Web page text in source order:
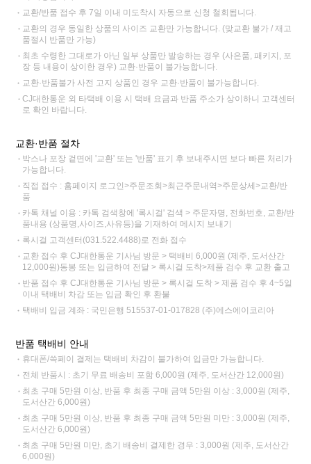
교환/반품 접수 후 7일 이내 미도착시 자동으로 신청 철회됩니다.
교환의 경우 동일한 상품의 사이즈 교환만 가능합니다. (맞교환 불가 / 재고
품절시 반품만 가능)
최초 수령한 그대로가 아닌 일부 상품만 발송하는 경우 (사은품, 패키지, 포
장 등 내용이 상이한 경우) 교환·반품이 불가능합니다.
교환·반품불가 사전 고지 상품인 경우 교환·반품이 불가능합니다.
CJ대한통운 외 타택배 이용 시 택배 요금과 반품 주소가 상이하니 고객센터
로 확인 바랍니다.
교환·반품 절차
박스나 포장 겉면에 '교환' 또는 '반품' 표기 후 보내주시면 보다 빠른 처리가
가능합니다.
직접 접수 : 홈페이지 로그인>주문조회>최근주문내역>주문상세>교환/반
품
카톡 채널 이용 : 카톡 검색창에 '록시걸' 검색 > 주문자명, 전화번호, 교환/반
품내용 (상품명,사이즈,사유등)을 기재하여 메시지 보내기
록시걸 고객센터(031.522.4488)로 전화 접수
교환 접수 후 CJ대한통운 기사님 방문 > 택배비 6,000원 (제주, 도서산간
12,000원)동봉 또는 입금하여 전달 > 록시걸 도착>제품 검수 후 교환 출고
반품 접수 후 CJ대한통운 기사님 방문 > 록시걸 도착 > 제품 검수 후 4~5일
이내 택배비 차감 또는 입금 확인 후 환불
택배비 입금 계좌 : 국민은행 515537-01-017828 (주)에스에이코리아
반품 택배비 안내
휴대폰/쓱페이 결제는 택배비 차감이 불가하여 입금만 가능합니다.
전체 반품시 : 초기 무료 배송비 포함 6,000원 (제주, 도서산간 12,000원)
최초 구매 5만원 이상, 반품 후 최종 구매 금액 5만원 이상 : 3,000원 (제주,
도서산간 6,000원)
최초 구매 5만원 이상, 반품 후 최종 구매 금액 5만원 미만 : 3,000원 (제주,
도서산간 6,000원)
최초 구매 5만원 미만, 초기 배송비 결제한 경우 : 3,000원 (제주, 도서산간
6,000원)